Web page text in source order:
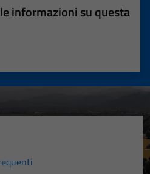
informazioni su questa
su 5
su 5